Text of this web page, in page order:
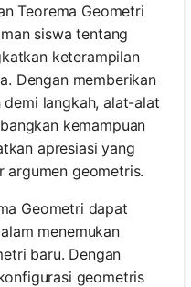
Teorema Geometri
siswa tentang
keterampilan
Dengan memberikan
langkah, alat-alat
kemampuan
apresiasi yang
argumen geometris.
Geometri dapat
menemukan
baru. Dengan
geometris